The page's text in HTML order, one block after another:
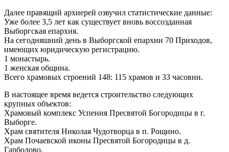
Далее правящий архиерей озвучил статистические данные:
Уже более 3,5 лет как существует вновь воссозданная
Выборгская епархия.
На сегодняшний день в Выборгской епархии 70 Приходов,
имеющих юридическую регистрацию.
1 монастырь.
1 женская община.
Всего храмовых строений 148: 115 храмов и 33 часовни.
В настоящее время ведется строительство следующих
крупных объектов:
Храмовый комплекс Успения Пресвятой Богородицы в г.
Выборге.
Храм святителя Николая Чудотворца в п. Рощино.
Храм Почаевской иконы Пресвятой Богородицы в д.
Гарболово.